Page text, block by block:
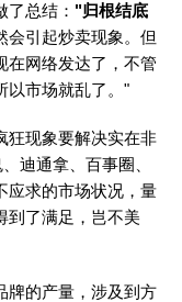
总结： "归根结底
会引起炒卖现象。但
在网络发达了，不管
以市场就乱了。"
狂现象要解决实在非
迪通拿、百事圈、
求的市场状况，量
到了满足，岂不美
牌的产量，涉及到方